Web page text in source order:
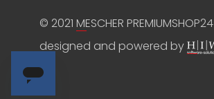
© 2021 MESCHER PREMIUMSHOP24
designed and powered by